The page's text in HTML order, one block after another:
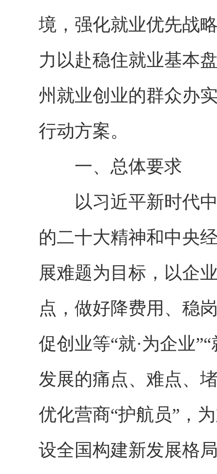
境，强化就业优先战
力以赴稳住就业基本
州就业创业的群众办
行动方案。
一、总体要求
以习近平新时代中
的二十大精神和中央
展难题为目标，以企
点，做好降费用、稳
促创业等“就·为企业
发展的痛点、难点、
优化营商“护航员”，
设全国构建新发展格